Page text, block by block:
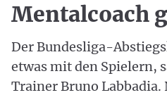
Mentalcoach
Der Bundesliga-
etwas mit den Spielern,
Trainer Bruno